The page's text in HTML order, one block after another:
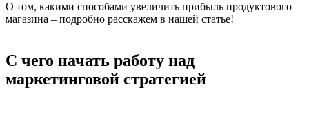
О том, какими способами увеличить прибыль продуктового
магазина – подробно расскажем в нашей статье!
С чего начать работу над
маркетинговой стратегией